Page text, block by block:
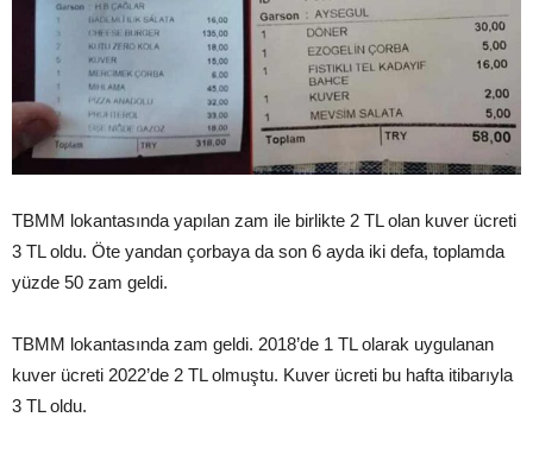
TBMM lokantasında yapılan zam ile birlikte 2 TL olan kuver ücreti
3 TL oldu. Öte yandan çorbaya da son 6 ayda iki defa, toplamda
yüzde 50 zam geldi.
TBMM lokantasında zam geldi. 2018’de 1 TL olarak uygulanan
kuver ücreti 2022’de 2 TL olmuştu. Kuver ücreti bu hafta itibarıyla
3 TL oldu.